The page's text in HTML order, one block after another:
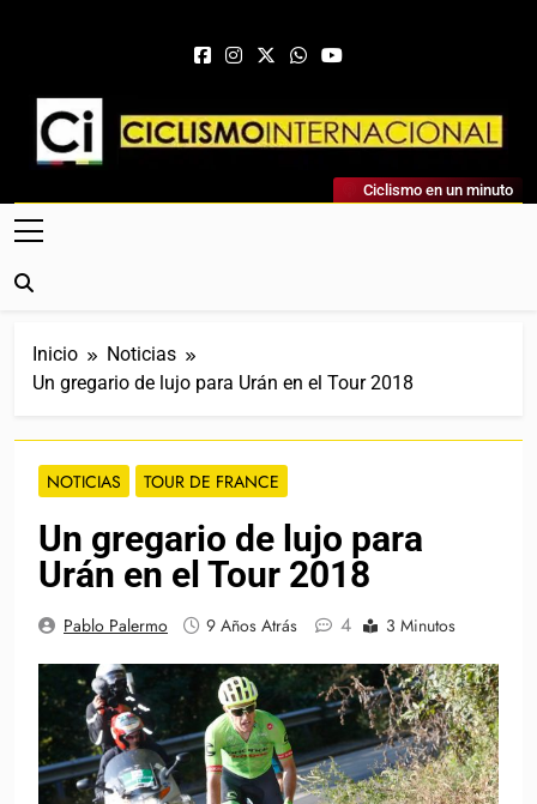
Ciclismo Internacional
Web Dedicada Al Ciclismo Mundial. Entrevistas, Análisis,
Crónicas, Previas Y Más. La Web Ciclista De Referencia.
Ciclismo en un minuto
Inicio
Noticias
Un gregario de lujo para Urán en el Tour 2018
NOTICIAS TOUR DE FRANCE
Un gregario de lujo para
Urán en el Tour 2018
Pablo Palermo 9 Años Atrás 4 3 Minutos